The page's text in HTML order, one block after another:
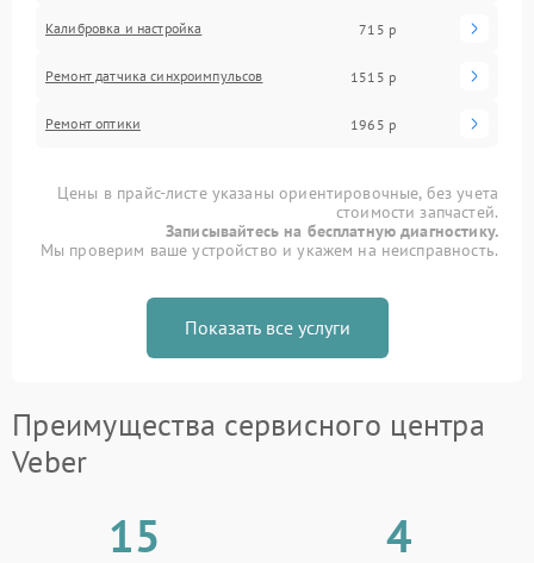
Калибровка и настройка 715 р
Ремонт датчика синхроимпульсов 1515 р
Ремонт оптики 1965 р
Цены в прайс-листе указаны ориентировочные, без учета
стоимости запчастей.
Записывайтесь на бесплатную диагностику.
Мы проверим ваше устройство и укажем на неисправность.
Показать все услуги
Преимущества сервисного центра
Veber
15 4